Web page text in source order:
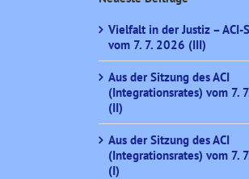
Vielfalt in der Justiz – ACI-
vom 7. 7. 2026 (III)
Aus der Sitzung des ACI
(Integrationsrates) vom 7.
(II)
Aus der Sitzung des ACI
(Integrationsrates) vom 7.
(I)